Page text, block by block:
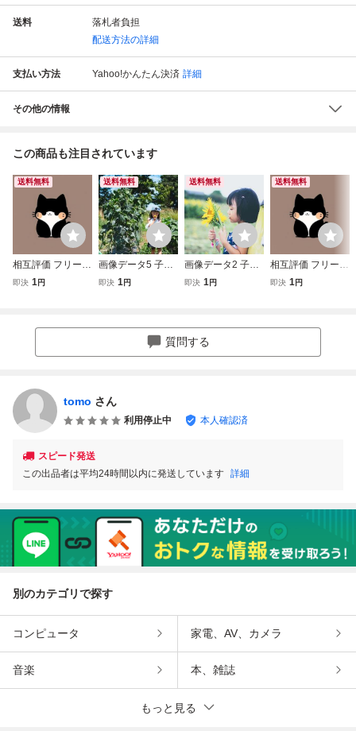
送料
落札者負担
配送方法の詳細
支払い方法 Yahoo!かんたん決済 詳細
その他の情報
この商品も注目されています
送料無料
相互評価 フリー素
材画像データ フリ
即決 1円
送料無料
画像データ5 子ど
も 相互評価 1円 即
即決 1円
送料無料
画像データ2 子ど
も 相互評価 1円 即
即決 1円
送料無料
相互評価 フリー素
材画像データ フリ
即決 1円
質問する
tomo さん
利用停止中 本人確認済
スピード発送
この出品者は平均24時間以内に発送しています 詳細
別のカテゴリで探す
コンピュータ 家電、AV、カメラ
音楽 本、雑誌
もっと見る